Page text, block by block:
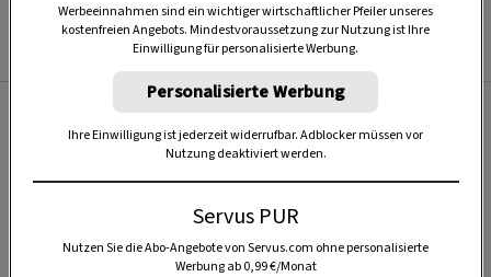
Mein Daheim
Werbeeinnahmen sind ein wichtiger wirtschaftlicher Pfeiler unseres
kostenfreien Angebots. Mindestvoraussetzung zur Nutzung ist Ihre
Einwilligung für personalisierte Werbung.
Personalisierte Werbung
Ihre Einwilligung ist jederzeit widerrufbar. Adblocker müssen vor
Nutzung deaktiviert werden.
Servus PUR
Nutzen Sie die Abo-Angebote von Servus.com ohne personalisierte
Werbung ab 0,99 €/Monat